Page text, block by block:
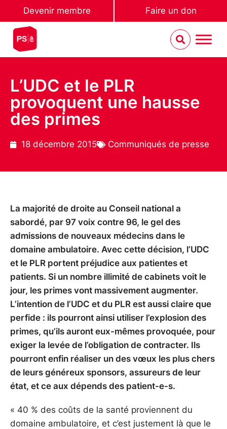
Devenir membre Faire un don
L’UDC et le PLR
provoquent une hausse
des primes
18 décembre 2015 Communiqués de presse
La majorité de droite au Conseil national a
sabordé, par 97 voix contre 96, le gel des
admissions de nouveaux médecins dans le
domaine ambulatoire. Avec cette décision, l’UDC
et le PLR portent préjudice aux patientes et
patients. Si un nombre illimité de cabinets voit le
jour, les primes vont massivement augmenter.
L’intention de l’UDC et du PLR est aussi claire que
perfide : ils pourront ainsi utiliser l’explosion des
primes, qu’ils auront eux-mêmes provoquée, pour
exiger la levée de l’obligation de contracter. Ils
pourront enfin réaliser un des vœux les plus chers
de leurs généreux sponsors, assureurs de leur
état, et ce aux dépends des patient-e-s.
« 40 % des coûts de la santé proviennent du
domaine ambulatoire, et c’est justement là que le